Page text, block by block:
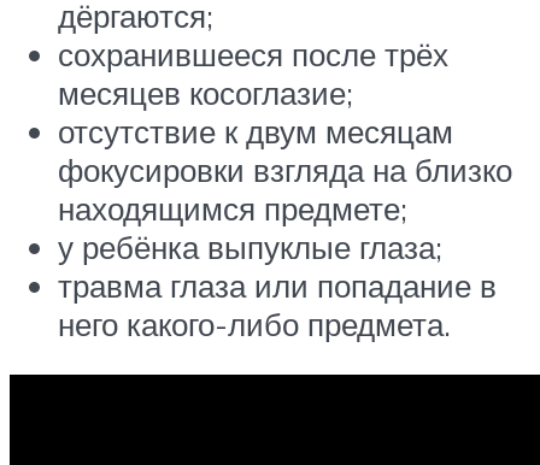
дёргаются;
сохранившееся после трёх
месяцев косоглазие;
отсутствие к двум месяцам
фокусировки взгляда на близко
находящимся предмете;
у ребёнка выпуклые глаза;
травма глаза или попадание в
него какого-либо предмета.